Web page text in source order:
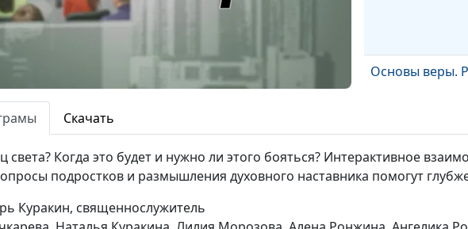
Основы веры.
Скачать
света? Когда это будет и нужно ли этого бояться? Интерактивное
подростков и размышления духовного наставника помогут
Куракин, священнослужитель